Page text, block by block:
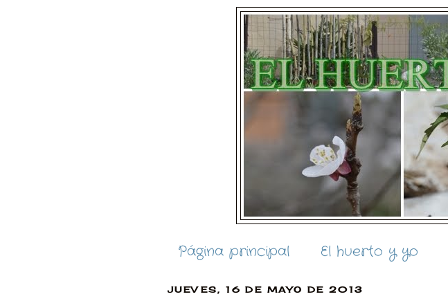
Página principal El huerto y yo
JUEVES, 16 DE MAYO DE 2013